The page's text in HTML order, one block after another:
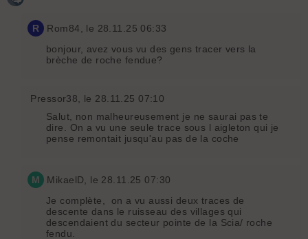
R Rom84, le 28.11.25 06:33
bonjour, avez vous vu des gens tracer vers la
brèche de roche fendue?
Pressor38, le 28.11.25 07:10
Salut, non malheureusement je ne saurai pas te
dire. On a vu une seule trace sous l aigleton qui je
pense remontait jusqu'au pas de la coche
M MikaelD, le 28.11.25 07:30
Je complète, on a vu aussi deux traces de
descente dans le ruisseau des villages qui
descendaient du secteur pointe de la Scia/ roche
fendu.